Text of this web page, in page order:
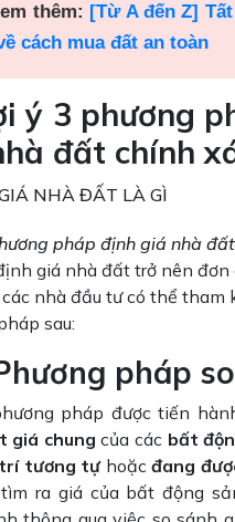
thêm: [Từ A đến Z]
cách mua đất an toàn
ý 3 phương
đất chính
pháp định giá nhà
giá nhà đất trở nên đơn
nhà đầu tư có thể tham
sau:
pháp
pháp được tiến
giá chung của các bất
tương tựhoặcđang
ra giá của bất động